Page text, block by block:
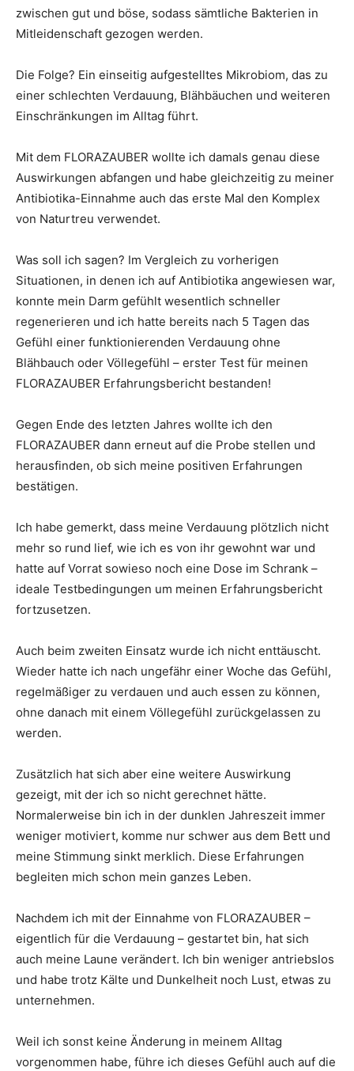
zwischen gut und böse, sodass sämtliche Bakterien in
Mitleidenschaft gezogen werden.
Die Folge? Ein einseitig aufgestelltes Mikrobiom, das zu
einer schlechten Verdauung, Blähbäuchen und weiteren
Einschränkungen im Alltag führt.
Mit dem FLORAZAUBER wollte ich damals genau diese
Auswirkungen abfangen und habe gleichzeitig zu meiner
Antibiotika-Einnahme auch das erste Mal den Komplex
von Naturtreu verwendet.
Was soll ich sagen? Im Vergleich zu vorherigen
Situationen, in denen ich auf Antibiotika angewiesen war,
konnte mein Darm gefühlt wesentlich schneller
regenerieren und ich hatte bereits nach 5 Tagen das
Gefühl einer funktionierenden Verdauung ohne
Blähbauch oder Völlegefühl – erster Test für meinen
FLORAZAUBER Erfahrungsbericht bestanden!
Gegen Ende des letzten Jahres wollte ich den
FLORAZAUBER dann erneut auf die Probe stellen und
herausfinden, ob sich meine positiven Erfahrungen
bestätigen.
Ich habe gemerkt, dass meine Verdauung plötzlich nicht
mehr so rund lief, wie ich es von ihr gewohnt war und
hatte auf Vorrat sowieso noch eine Dose im Schrank –
ideale Testbedingungen um meinen Erfahrungsbericht
fortzusetzen.
Auch beim zweiten Einsatz wurde ich nicht enttäuscht.
Wieder hatte ich nach ungefähr einer Woche das Gefühl,
regelmäßiger zu verdauen und auch essen zu können,
ohne danach mit einem Völlegefühl zurückgelassen zu
werden.
Zusätzlich hat sich aber eine weitere Auswirkung
gezeigt, mit der ich so nicht gerechnet hätte.
Normalerweise bin ich in der dunklen Jahreszeit immer
weniger motiviert, komme nur schwer aus dem Bett und
meine Stimmung sinkt merklich. Diese Erfahrungen
begleiten mich schon mein ganzes Leben.
Nachdem ich mit der Einnahme von FLORAZAUBER –
eigentlich für die Verdauung – gestartet bin, hat sich
auch meine Laune verändert. Ich bin weniger antriebslos
und habe trotz Kälte und Dunkelheit noch Lust, etwas zu
unternehmen.
Weil ich sonst keine Änderung in meinem Alltag
vorgenommen habe, führe ich dieses Gefühl auch auf die